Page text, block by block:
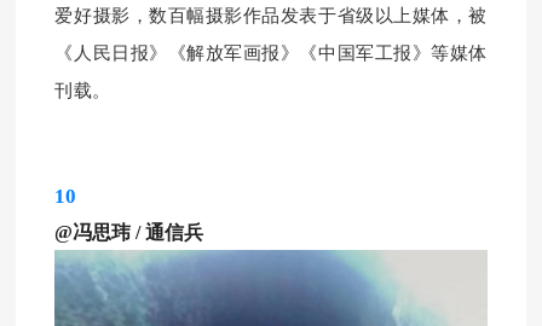
爱好摄影，数百幅摄影作品发表于省级以上媒体，被
《人民日报》《解放军画报》《中国军工报》等媒体
刊载。
10
@冯思玮 /通信兵